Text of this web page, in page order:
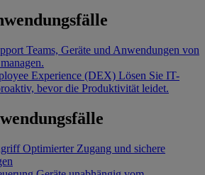
Teams, Geräte und Anwendungen von
Experience (DEX) Lösen Sie IT-
bevor die Produktivität leidet.
Optimierter Zugang und sichere